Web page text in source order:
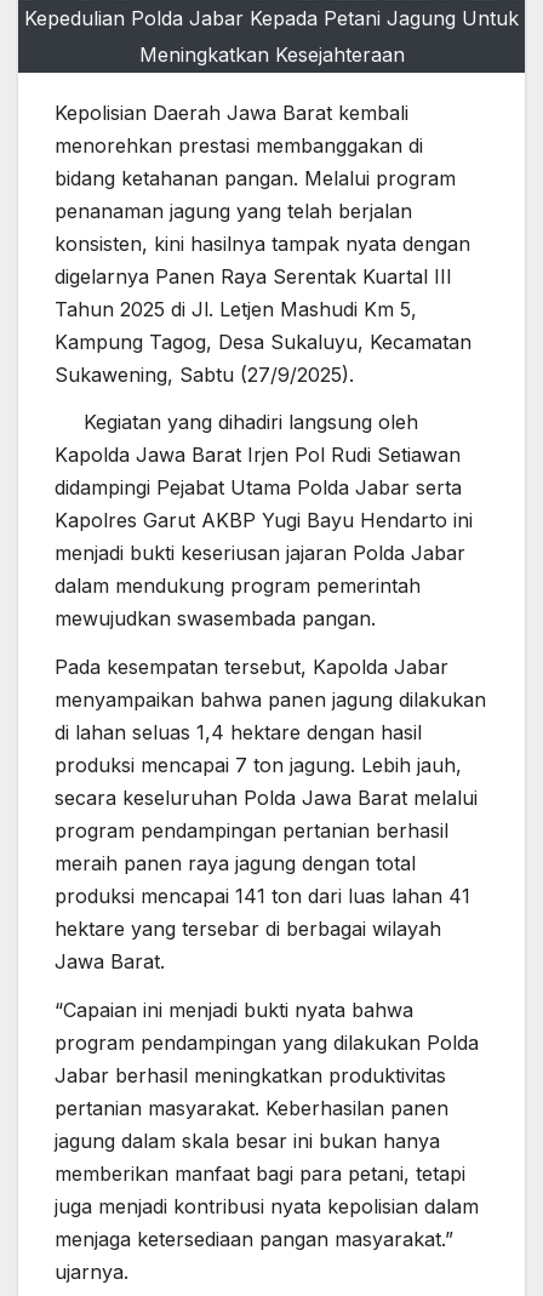
Kepedulian Polda Jabar Kepada Petani Jagung Untuk
Meningkatkan Kesejahteraan
Kepolisian Daerah Jawa Barat kembali
menorehkan prestasi membanggakan di
bidang ketahanan pangan. Melalui program
penanaman jagung yang telah berjalan
konsisten, kini hasilnya tampak nyata dengan
digelarnya Panen Raya Serentak Kuartal III
Tahun 2025 di Jl. Letjen Mashudi Km 5,
Kampung Tagog, Desa Sukaluyu, Kecamatan
Sukawening, Sabtu (27/9/2025).
Kegiatan yang dihadiri langsung oleh
Kapolda Jawa Barat Irjen Pol Rudi Setiawan
didampingi Pejabat Utama Polda Jabar serta
Kapolres Garut AKBP Yugi Bayu Hendarto ini
menjadi bukti keseriusan jajaran Polda Jabar
dalam mendukung program pemerintah
mewujudkan swasembada pangan.
Pada kesempatan tersebut, Kapolda Jabar
menyampaikan bahwa panen jagung dilakukan
di lahan seluas 1,4 hektare dengan hasil
produksi mencapai 7 ton jagung. Lebih jauh,
secara keseluruhan Polda Jawa Barat melalui
program pendampingan pertanian berhasil
meraih panen raya jagung dengan total
produksi mencapai 141 ton dari luas lahan 41
hektare yang tersebar di berbagai wilayah
Jawa Barat.
“Capaian ini menjadi bukti nyata bahwa
program pendampingan yang dilakukan Polda
Jabar berhasil meningkatkan produktivitas
pertanian masyarakat. Keberhasilan panen
jagung dalam skala besar ini bukan hanya
memberikan manfaat bagi para petani, tetapi
juga menjadi kontribusi nyata kepolisian dalam
menjaga ketersediaan pangan masyarakat.”
ujarnya.